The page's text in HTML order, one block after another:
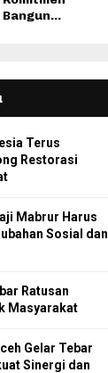
Bangun...
Terus
Restorasi
Mabrur Harus
Sosial dan
Ratusan
Masyarakat
Gelar Tebar
Sinergi dan